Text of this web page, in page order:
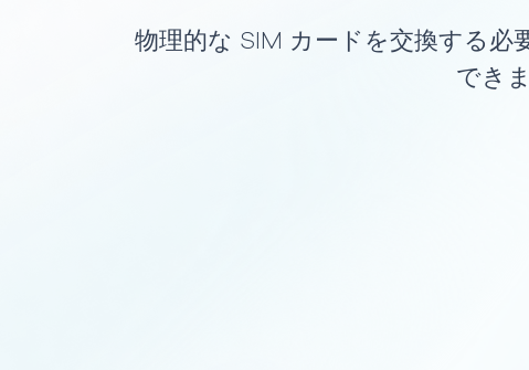
物理的な SIM カードを交換する
でき